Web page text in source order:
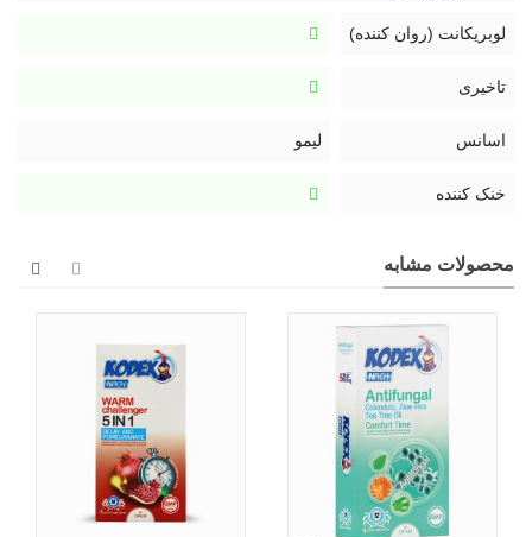
لوبریکانت (روان کننده)
تاخیری
اسانس لیمو
خنک کننده
محصولات مشابه